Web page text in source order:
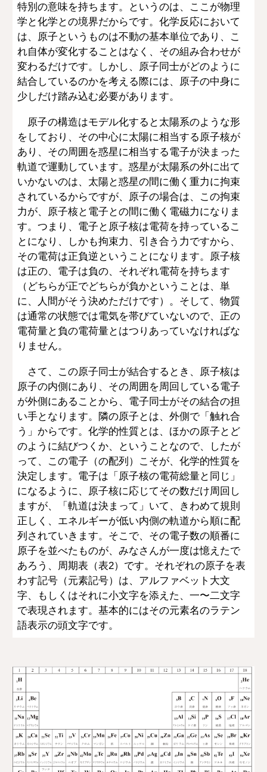
特別の意味を持ちます。というのは、ここが物理
学と化学との境界だからです。化学反応において
は、原子というものは不動の基本単位であり、こ
れ自体が変化することはなく、その組み合わせが
変わるだけです。しかし、原子同士がどのように
結合しているのかを考える際には、原子の中身に
少しだけ踏み込む必要があります。
原子の構造はモデル化すると太陽系のような形
をしており、その中心に太陽に相当する原子核が
あり、その周囲を惑星に相当する電子が決まった
軌道で運動しています。惑星が太陽系の外に出て
いかないのは、太陽と惑星の間に働く重力に拘束
されているからですが、原子の場合は、この拘束
力が、原子核と電子との間に働く電磁力になりま
す。つまり、電子と原子核は電荷を持っているこ
とになり、しかも拘束力、引き合う力ですから、
その電荷は正負逆ということになります。原子核
は正の、電子は負の、それぞれ電荷を持ちます
（どちらが正でどちらが負かということは、単
に、人間がそう決めただけです）。そして、物質
は通常の状態では電気を帯びていないので、正の
電荷量と負の電荷量とはつりあっていなければな
りません。
さて、この原子同士が結合するとき、原子核は
原子の内側にあり、その周囲を周回している電子
が外側にあることから、電子同士がその結合の担
い手となります。隣の原子とは、外側で「触れ合
う」からです。化学的性質とは、ほかの原子とど
のように結びつくか、ということなので、したが
って、この電子（の配列）こそが、化学的性質を
決定します。電子は「原子核の電荷総量と同じ」
になるように、原子核に応じてその数だけ周回し
ますが、「軌道は決まって」いて、きわめて規則
正しく、エネルギーが低い内側の軌道から順に配
列されていきます。そこで、その電子数の順番に
原子を並べたものが、みなさんが一度は憶えたで
あろう、周期表（表2）です。それぞれの原子を表
わす記号（元素記号）は、アルファベット大文
字、もしくはそれに小文字を添えた、一〜二文字
で表現されます。基本的にはその元素名のラテン
語表示の頭文字です。